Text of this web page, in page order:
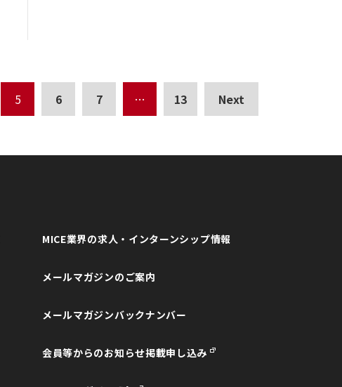
5 6 7 … 13 Next
MICE業界の求人・インターンシップ情報
メールマガジンのご案内
メールマガジンバックナンバー
会員等からのお知らせ掲載申し込み